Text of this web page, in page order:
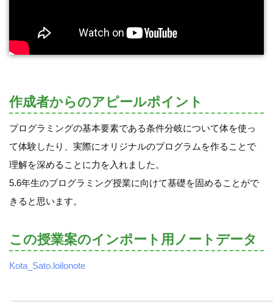
作成者からのアピールポイント
プログラミングの基本要素である条件分岐について体を使っ
て体験したり、実際にオリジナルのプログラムを作ることで
理解を深めることに力を入れました。
5.6年生のプログラミング授業に向けて基礎を固めることがで
きると思います。
この授業案のインポート用ノートデータ
Kota_Sato.loilonote